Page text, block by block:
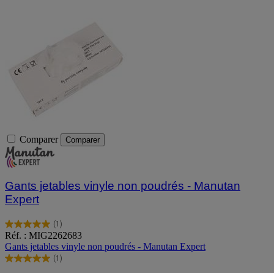
Comparer Comparer
Gants jetables vinyle non poudrés - Manutan
Expert
(1)
5.0
sur
5
étoiles.
Réf. : MIG2262683
Gants jetables vinyle non poudrés - Manutan Expert
(1)
5.0